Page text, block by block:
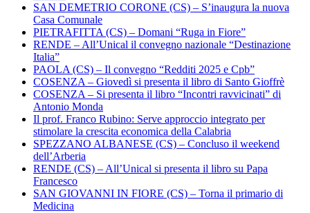
SAN DEMETRIO CORONE (CS) – S’inaugura la nuova
Casa Comunale
PIETRAFITTA (CS) – Domani “Ruga in Fiore”
RENDE – All’Unical il convegno nazionale “Destinazione
Italia”
PAOLA (CS) – Il convegno “Redditi 2025 e Cpb”
COSENZA – Giovedì si presenta il libro di Santo Gioffrè
COSENZA – Si presenta il libro “Incontri ravvicinati” di
Antonio Monda
Il prof. Franco Rubino: Serve approccio integrato per
stimolare la crescita economica della Calabria
SPEZZANO ALBANESE (CS) – Concluso il weekend
dell’Arberia
RENDE (CS) – All’Unical si presenta il libro su Papa
Francesco
SAN GIOVANNI IN FIORE (CS) – Torna il primario di
Medicina